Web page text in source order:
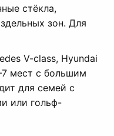
стёкла,
зон. Для
V-class, Hyundai
мест с большим
для семей с
или гольф-